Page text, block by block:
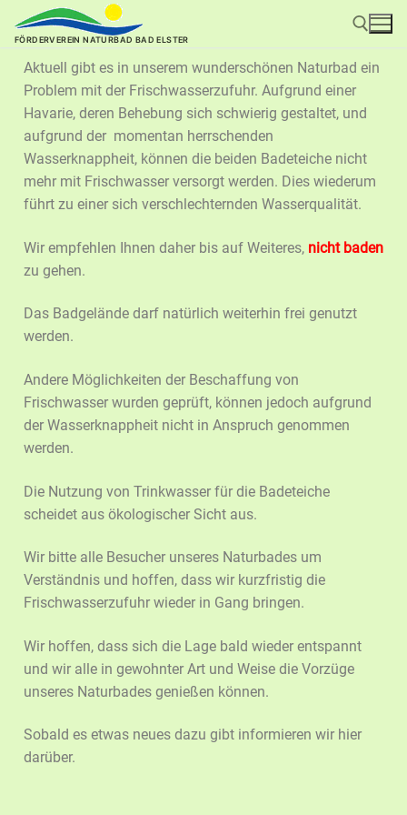
FÖRDERVEREIN NATURBAD BAD ELSTER
Aktuell gibt es in unserem wunderschönen Naturbad ein
Problem mit der Frischwasserzufuhr. Aufgrund einer
Havarie, deren Behebung sich schwierig gestaltet, und
aufgrund der momentan herrschenden
Wasserknappheit, können die beiden Badeteiche nicht
mehr mit Frischwasser versorgt werden. Dies wiederum
führt zu einer sich verschlechternden Wasserqualität.
Wir empfehlen Ihnen daher bis auf Weiteres, nicht baden
zu gehen.
Das Badgelände darf natürlich weiterhin frei genutzt
werden.
Andere Möglichkeiten der Beschaffung von
Frischwasser wurden geprüft, können jedoch aufgrund
der Wasserknappheit nicht in Anspruch genommen
werden.
Die Nutzung von Trinkwasser für die Badeteiche
scheidet aus ökologischer Sicht aus.
Wir bitte alle Besucher unseres Naturbades um
Verständnis und hoffen, dass wir kurzfristig die
Frischwasserzufuhr wieder in Gang bringen.
Wir hoffen, dass sich die Lage bald wieder entspannt
und wir alle in gewohnter Art und Weise die Vorzüge
unseres Naturbades genießen können.
Sobald es etwas neues dazu gibt informieren wir hier
darüber.